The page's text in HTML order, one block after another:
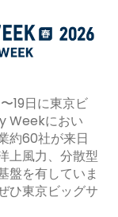
19日に東京ビ
Weekにおい
約60社が来日
上風力、分散型
盤を有していま
ひ東京ビッグサ